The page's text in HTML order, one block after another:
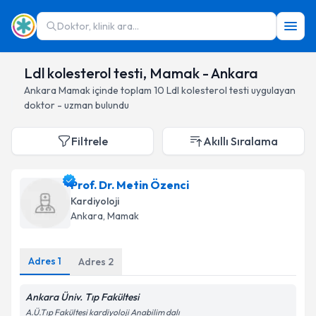
Doktor, klinik ara...
Ldl kolesterol testi, Mamak - Ankara
Ankara Mamakiçinde toplam 10 Ldl kolesterol testi uygulayan
doktor - uzman bulundu
Filtrele Akıllı Sıralama
Prof. Dr. Metin Özenci
Kardiyoloji
Ankara, Mamak
Adres 1 Adres 2
Ankara Üniv. Tıp Fakültesi
A.Ü.Tıp Fakültesi kardiyoloji Anabilim dalı